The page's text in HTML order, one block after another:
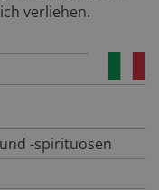
verliehen.
-spirituosen